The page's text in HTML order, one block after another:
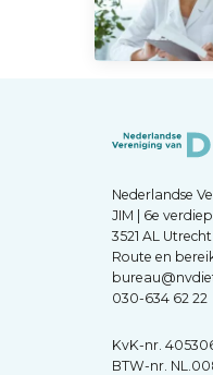
Nederlandse
JIM | 6e
3521 AL Utrecht
Route en
030-634 62 22
KvK-nr.
BTW-nr.